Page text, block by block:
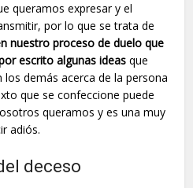
queramos expresar y el
por lo que se trata de
nuestro proceso de duelo que
escrito algunas ideasque
demás acerca de la persona
que se confeccione puede
queramos y es una muy
adiós.
deceso